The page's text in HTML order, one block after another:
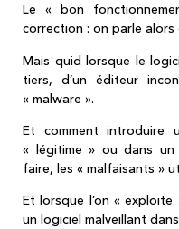
Le « bon
correction : on parle alors
Mais quid lorsque le
tiers, d’un éditeur
« malware ».
Et comment introduire
« légitime » ou dans un
faire, les « malfaisants »
Et lorsque l’on «
un logiciel malveillant